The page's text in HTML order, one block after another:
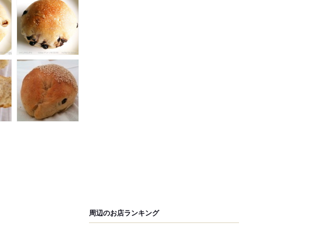
周辺のお店ランキング